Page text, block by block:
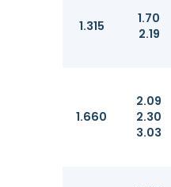
1.315
1.70
2.19
1.660
2.09
2.30
3.03